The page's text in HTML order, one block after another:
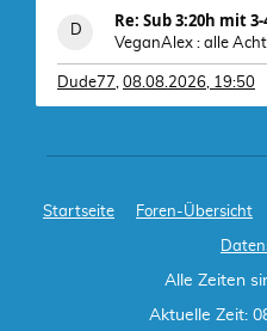
VeganAlex : alle
Dude77, 08.08.2026, 19:50
Startseite Foren-Übersicht
Alle Zeiten
Aktuelle Zeit: